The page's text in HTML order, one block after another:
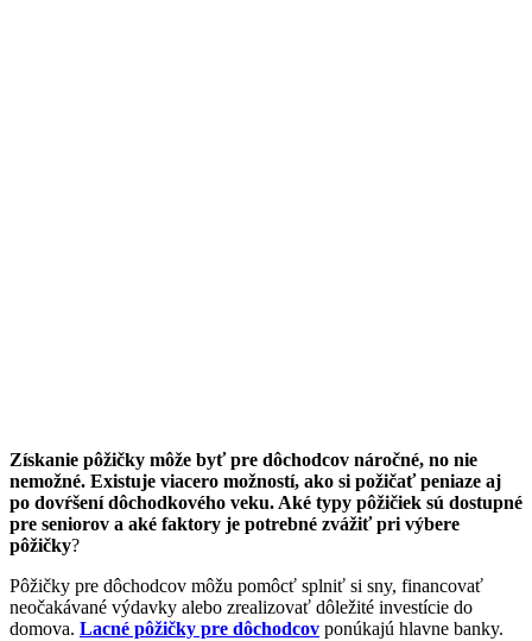
Získanie pôžičky môže byť pre dôchodcov náročné, no nie
nemožné. Existuje viacero možností, ako si požičať peniaze aj
po dovŕšení dôchodkového veku. Aké typy pôžičiek sú dostupné
pre seniorov a aké faktory je potrebné zvážiť pri výbere
pôžičky?
Pôžičky pre dôchodcov môžu pomôcť splniť si sny, financovať
neočakávané výdavky alebo zrealizovať dôležité investície do
domova. Lacné pôžičky pre dôchodcov ponúkajú hlavne banky.